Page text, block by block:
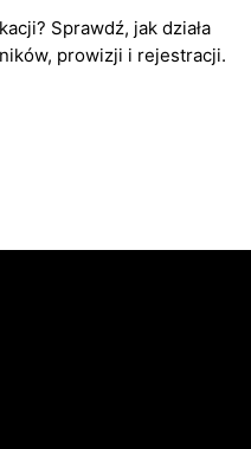
Sprawdź, jak działa
prowizji i rejestracji.